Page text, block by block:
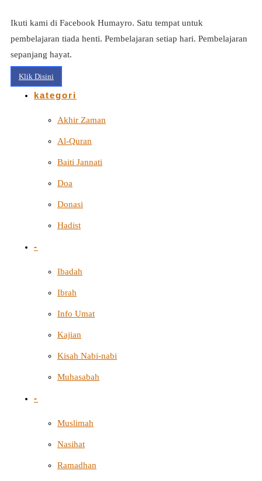
Ikuti kami di Facebook Humayro. Satu tempat untuk
pembelajaran tiada henti. Pembelajaran setiap hari. Pembelajaran
sepanjang hayat.
Klik Disini
kategori
Akhir Zaman
Al-Quran
Baiti Jannati
Doa
Donasi
Hadist
-
Ibadah
Ibrah
Info Umat
Kajian
Kisah Nabi-nabi
Muhasabah
-
Muslimah
Nasihat
Ramadhan